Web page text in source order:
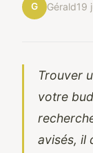
G Gérald19
Trouver
votre
avisés, il